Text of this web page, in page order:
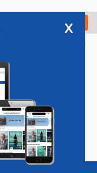
Check in
Vacatures
x